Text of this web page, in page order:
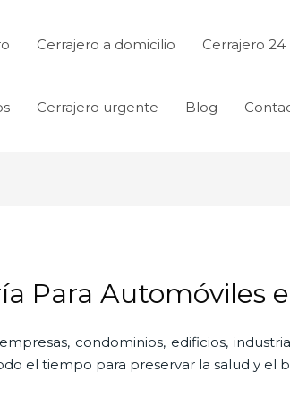
Cerrajero a domicilio Cerrajero 24
Cerrajero urgente Blog
Para Automóviles
condominios, edificios,
el tiempo para preservar la salud y el